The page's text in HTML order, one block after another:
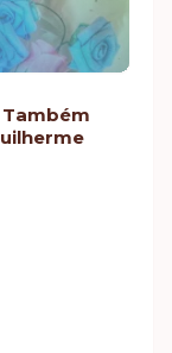
Também